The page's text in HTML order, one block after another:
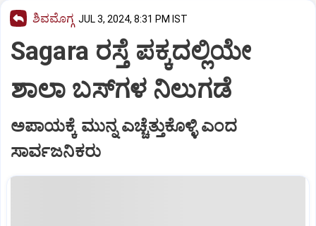
ಶಿವಮೊಗ್ಗ JUL 3, 2024, 8:31 PM IST
Sagara ರಸ್ತೆ ಪಕ್ಕದಲ್ಲಿಯೇ
ಶಾಲಾ ಬಸ್‌ಗಳ ನಿಲುಗಡೆ
ಅಪಾಯಕ್ಕೆ ಮುನ್ನ ಎಚ್ಚೆತ್ತುಕೊಳ್ಳಿ ಎಂದ
ಸಾರ್ವಜನಿಕರು